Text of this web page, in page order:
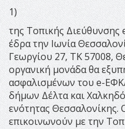
1)
της Τοπικής Διεύθυνσης
έδρα την Ιωνία
Γεωργίου 27, ΤΚ 57008,
οργανική μονάδα θα
ασφαλισμένων του e-
δήμων Δέλτα και
ενότητας Θεσσαλονίκης.
επικοινωνούν με την